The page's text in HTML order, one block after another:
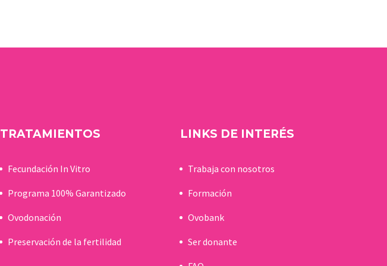
sexuales…
TRATAMIENTOS
Fecundación In Vitro
Programa 100% Garantizado
Ovodonación
Preservación de la fertilidad
LINKS DE INTERÉS
Trabaja con nosotros
Formación
Ovobank
Ser donante